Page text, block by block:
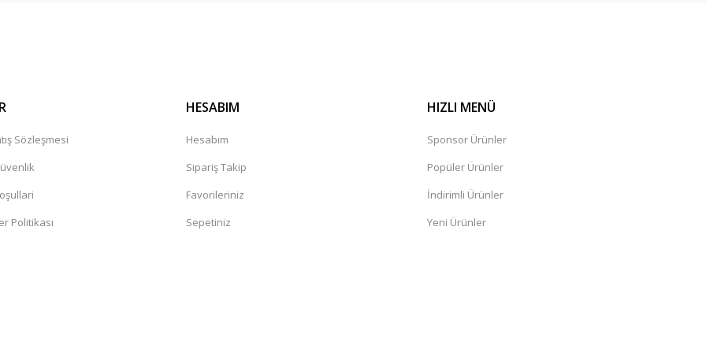
güvenilir bir mağaza
Yorumlara bakildiginda hep bi
şüphelerin artmasına neden
Sözleşmesi
Politikası
HESABIM
Hesabım
Sipariş Takip
Favorileriniz
Sepetiniz
HIZLI MENÜ
Sponsor Ürünler
Popüler Ürünler
İndirimli Ürünler
Yeni Ürünler